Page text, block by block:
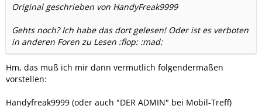
Original geschrieben von HandyFreak9999
Gehts noch? Ich habe das dort gelesen! Oder ist es verboten
in anderen Foren zu Lesen :flop: :mad:
Hm, das muß ich mir dann vermutlich folgendermaßen
vorstellen:
Handyfreak9999 (oder auch "DER ADMIN" bei Mobil-Treff)